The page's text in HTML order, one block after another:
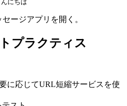
ージアプリを開く。
プラクティス
に応じてURL短縮サービスを使